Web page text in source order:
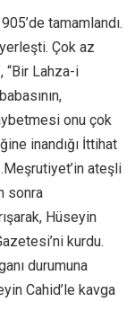
tamamlandı.
Çok az
“Bir Lahza-i
onu çok
inandığı İttihat
ateşli
sonra
Hüseyin
kurdu.
durumuna
Cahid’le kavga